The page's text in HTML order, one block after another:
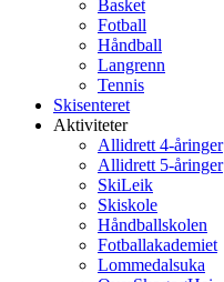
Basket
Fotball
Håndball
Langrenn
Tennis
Skisenteret
Aktiviteter
Allidrett 4-åringer
Allidrett 5-åringer
SkiLeik
Skiskole
Håndballskolen
Fotballakademiet
Lommedalsuka